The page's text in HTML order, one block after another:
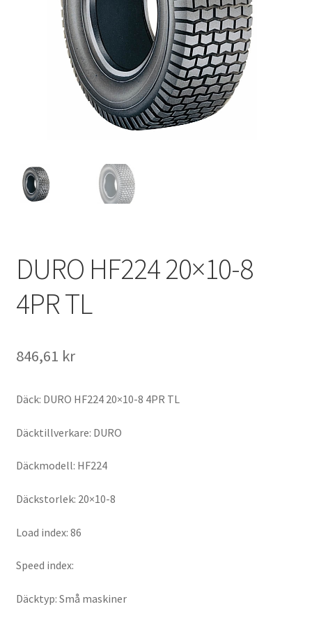
DURO HF224 20×10-8
4PR TL
846,61 kr
Däck: DURO HF224 20×10-8 4PR TL
Däcktillverkare: DURO
Däckmodell: HF224
Däckstorlek: 20×10-8
Load index: 86
Speed index:
Däcktyp: Små maskiner